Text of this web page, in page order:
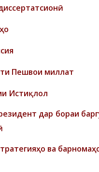
Пешвои миллат
Истиқлол
дар бораи
ва